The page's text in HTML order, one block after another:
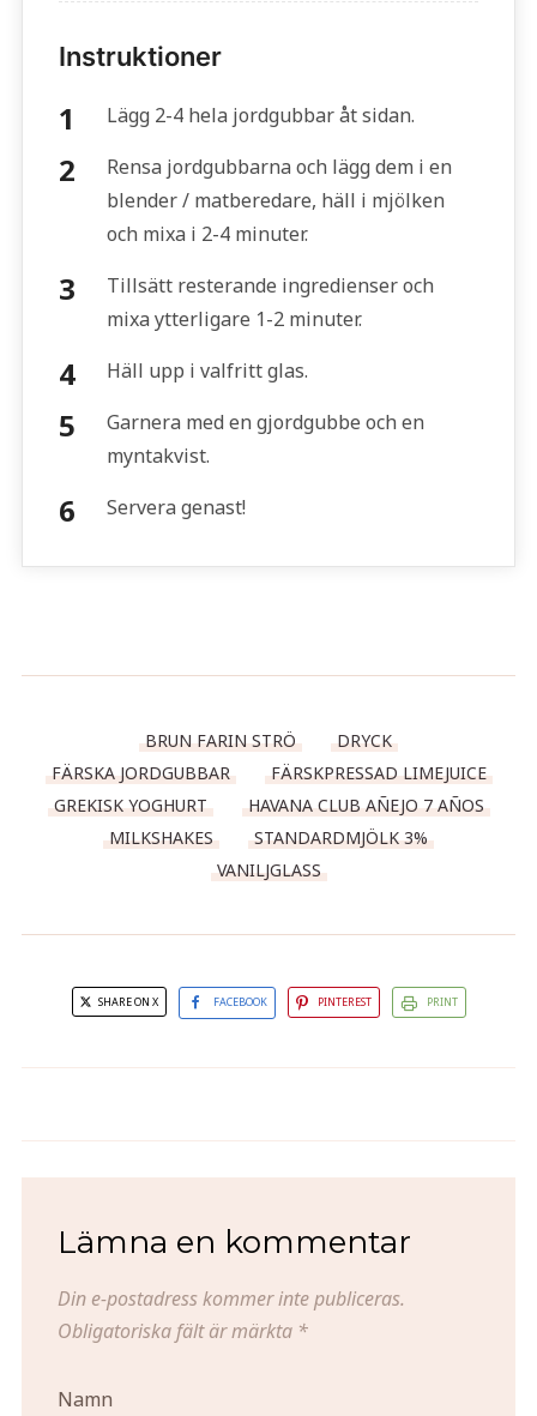
Instruktioner
Lägg 2-4 hela jordgubbar åt sidan.
Rensa jordgubbarna och lägg dem i en
blender / matberedare, häll i mjölken
och mixa i 2-4 minuter.
Tillsätt resterande ingredienser och
mixa ytterligare 1-2 minuter.
Häll upp i valfritt glas.
Garnera med en gjordgubbe och en
myntakvist.
Servera genast!
BRUN FARIN STRÖ
DRYCK
FÄRSKA JORDGUBBAR
FÄRSKPRESSAD LIMEJUICE
GREKISK YOGHURT
HAVANA CLUB AÑEJO 7 AÑOS
MILKSHAKES
STANDARDMJÖLK 3%
VANILJGLASS
SHARE ON X FACEBOOK PINTEREST PRINT
Lämna en kommentar
Din e-postadress kommer inte publiceras.
Obligatoriska fält är märkta *
Namn